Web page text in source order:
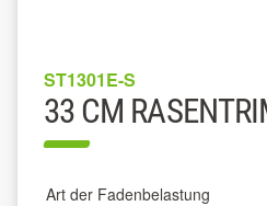
ST1301E-S
33 CM
Art der Fadenbelastung